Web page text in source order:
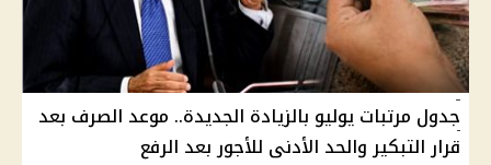
جدول مرتبات يوليو بالزيادة الجديدة.. موعد الصرف بعد
قرار التبكير والحد الأدنى للأجور بعد الرفع